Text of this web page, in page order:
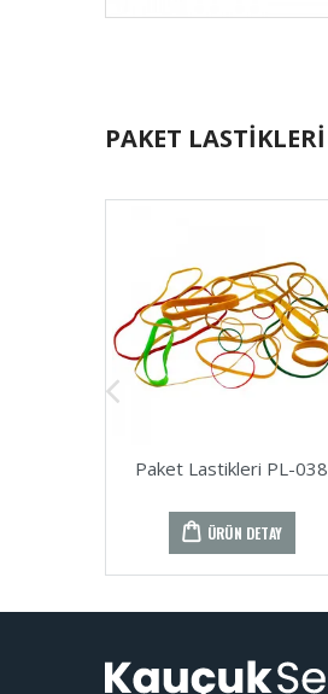
PAKET LASTIKLERI
Paket Lastikleri PL-038
ÜRÜN DETAY